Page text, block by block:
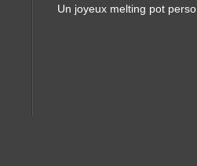
Un joyeux melting pot perso.